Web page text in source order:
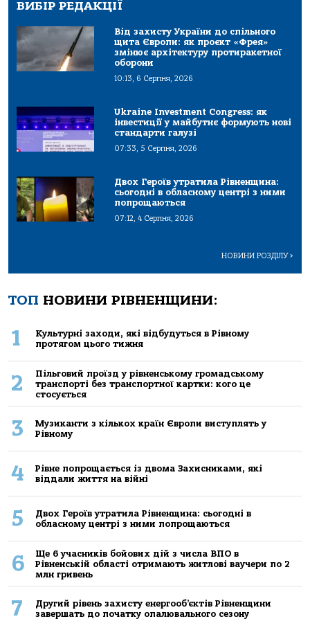
ВИБІР РЕДАКЦІЇ
Від захисту України до спільного
щита Європи: як проєкт «Фрея»
змінює архітектуру протиракетної
оборони
10:13, 6 Серпня, 2026
Ukraine Investment Congress: як
інвестиції у майбутнє формують нові
стандарти галузі
07:33, 5 Серпня, 2026
Двох Героїв утратила Рівненщина:
сьогодні в обласному центрі з ними
попрощаються
07:12, 4 Серпня, 2026
НОВИНИ РОЗДІЛУ>
ТОП НОВИНИ РІВНЕНЩИНИ:
1
Культурні заходи, які відбудуться в Рівному
протягом цього тижня
2
Пільговий проїзд у рівненському громадському
транспорті без транспортної картки: кого це
стосується
3
Музиканти з кількох країн Європи виступлять у
Рівному
4
Рівне попрощається із двома Захисниками, які
віддали життя на війні
5
Двох Героїв утратила Рівненщина: сьогодні в
обласному центрі з ними попрощаються
6
Ще 6 учасників бойових дій з числа ВПО в
Рівненській області отримають житлові ваучери по 2
млн гривень
7
Другий рівень захисту енергооб’єктів Рівненщини
завершать до початку опалювального сезону